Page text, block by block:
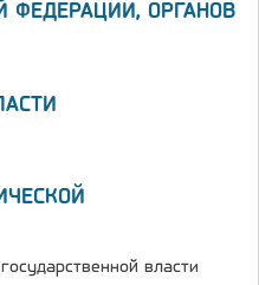
ФЕДЕРАЦИИ, ОРГАНОВ
власти